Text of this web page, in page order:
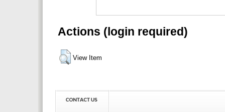
Actions (login required)
View Item